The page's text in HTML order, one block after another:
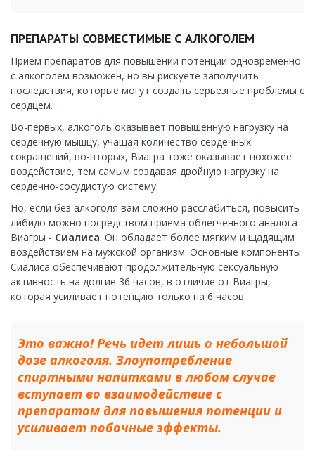
ПРЕПАРАТЫ СОВМЕСТИМЫЕ С АЛКОГОЛЕМ
Прием препаратов для повышении потенции одновременно
с алкоголем возможен, но вы рискуете заполучить
последствия, которые могут создать серьезные проблемы с
сердцем.
Во-первых, алкоголь оказывает повышенную нагрузку на
сердечную мышцу, учащая количество сердечных
сокращений, во-вторых, Виагра тоже оказывает похожее
воздействие, тем самым создавая двойную нагрузку на
сердечно-сосудистую систему.
Но, если без алкоголя вам сложно расслабиться, повысить
либидо можно посредством приема облегченного аналога
Виагры - Сиалиса. Он обладает более мягким и щадящим
воздействием на мужской организм. Основные компоненты
Сиалиса обеспечивают продолжительную сексуальную
активность на долгие 36 часов, в отличие от Виагры,
которая усиливает потенцию только на 6 часов.
Это важно! Речь идет лишь о небольшой
дозе алкоголя. Злоупотребление
спиртными напитками в любом случае
вступает во взаимодействие с
препаратом для повышения потенции и
усиливает побочные эффекты.